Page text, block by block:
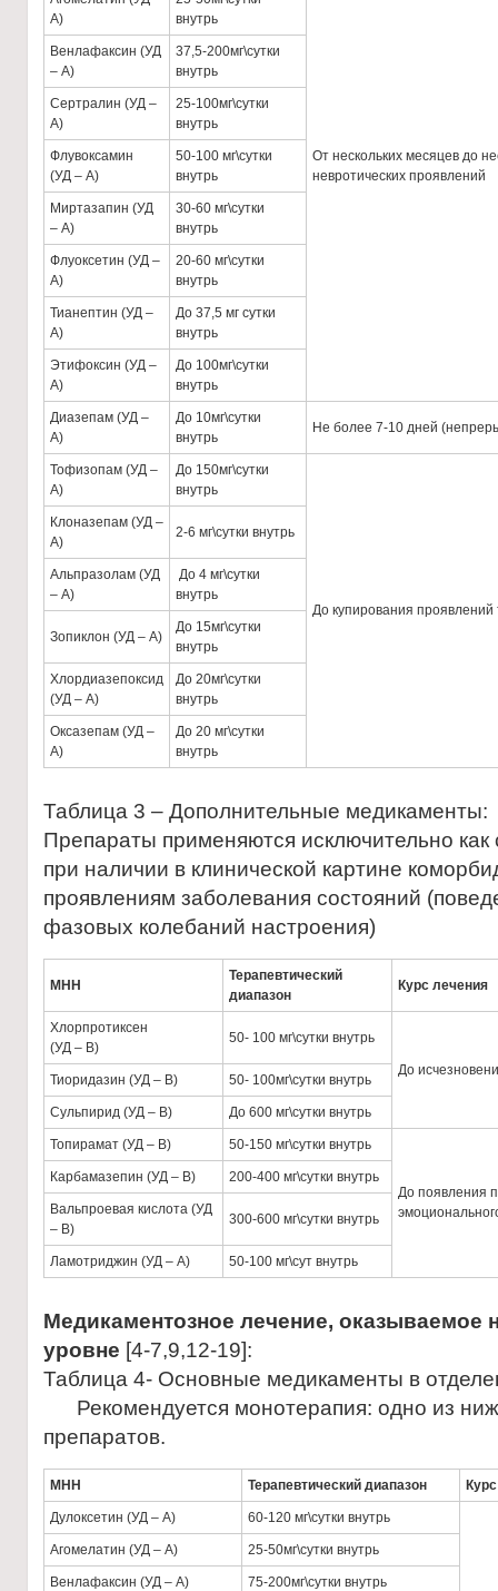
От нескольких месяцев до
невротических проявлений
А)
внутрь
Венлафаксин (УД
– А)
37,5-200мг\сутки
внутрь
Сертралин (УД –
А)
25-100мг\сутки
внутрь
Флувоксамин
(УД – А)
50-100 мг\сутки
внутрь
Миртазапин (УД
– А)
30-60 мг\сутки
внутрь
Флуоксетин (УД –
А)
20-60 мг\сутки
внутрь
Тианептин (УД –
А)
До 37,5 мг сутки
внутрь
Этифоксин (УД –
А)
До 100мг\сутки
внутрь
Диазепам (УД –
А)
До 10мг\сутки
внутрь
Не более 7-10 дней
Тофизопам (УД –
А)
До 150мг\сутки
внутрь
До купирования проявлений
Клоназепам (УД –
А)
2-6 мг\сутки внутрь
Альпразолам (УД
– А)
До 4 мг\сутки
внутрь
Зопиклон (УД – А)
До 15мг\сутки
внутрь
Хлордиазепоксид
(УД – А)
До 20мг\сутки
внутрь
Оксазепам (УД –
А)
До 20 мг\сутки
внутрь
Таблица 3 – Дополнительные медикаменты:
Препараты применяются исключительно
при наличии в клинической картине
проявлениям заболевания состояний
фазовых колебаний настроения)
МНН
Терапевтический
диапазон
Курс лечения
Хлорпротиксен
(УД – В)
50- 100 мг\сутки внутрь
До
Тиоридазин (УД – В) 50- 100мг\сутки внутрь
Сульпирид (УД – В) До 600 мг\сутки внутрь
Топирамат (УД – В) 50-150 мг\сутки внутрь
До появления
Карбамазепин (УД – В) 200-400 мг\сутки внутрь
Вальпроевая кислота (УД
– В)
300-600 мг\сутки внутрь
Ламотриджин (УД – А) 50-100 мг\сут внутрь
Медикаментозное лечение, оказываемое
уровне [4-7,9,12-19]:
Таблица 4- Основные медикаменты в
Рекомендуется монотерапия: одно из
препаратов.
МНН Терапевтический диапазон
Дулоксетин (УД – А) 60-120 мг\сутки внутрь
Агомелатин (УД – А) 25-50мг\сутки внутрь
Венлафаксин (УД – А) 75-200мг\сутки внутрь